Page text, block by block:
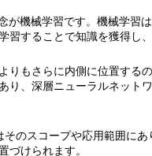
が機械学習です。機械学習
習することで知識を獲得し
りもさらに内側に位置する
り、深層ニューラルネット
そのスコープや応用範囲に
づけられます。